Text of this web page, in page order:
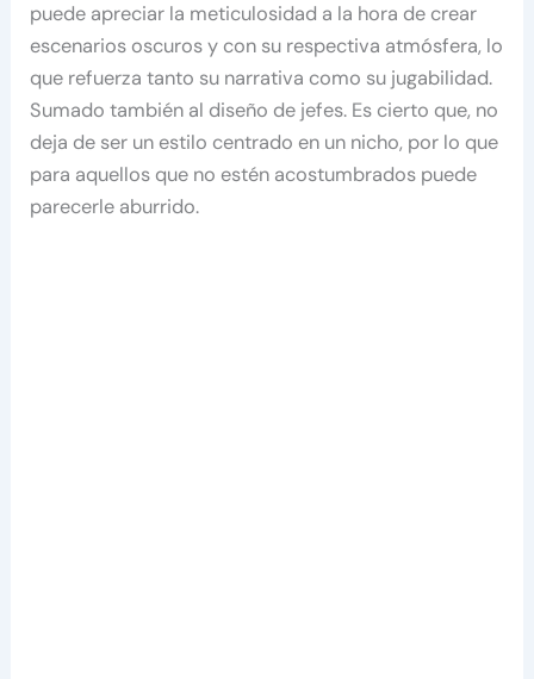
puede apreciar la meticulosidad a la hora de crear
escenarios oscuros y con su respectiva atmósfera, lo
que refuerza tanto su narrativa como su jugabilidad.
Sumado también al diseño de jefes. Es cierto que, no
deja de ser un estilo centrado en un nicho, por lo que
para aquellos que no estén acostumbrados puede
parecerle aburrido.